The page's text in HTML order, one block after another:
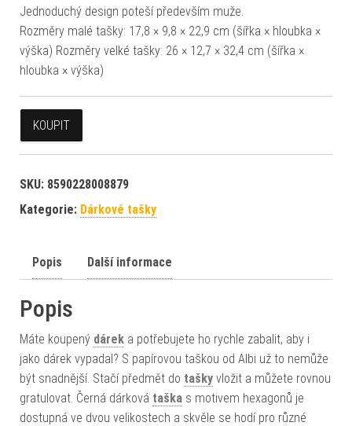
Jednoduchý design poteší především muže.
Rozměry malé tašky: 17,8 × 9,8 × 22,9 cm (šířka × hloubka ×
výška) Rozměry velké tašky: 26 × 12,7 × 32,4 cm (šířka ×
hloubka × výška)
KOUPIT
SKU: 8590228008879
Kategorie: Dárkové tašky
Popis Další informace
Popis
Máte koupený dárek a potřebujete ho rychle zabalit, aby i
jako dárek vypadal? S papírovou taškou od Albi už to nemůže
být snadnější. Stačí předmět do tašky vložit a můžete rovnou
gratulovat. Černá dárková taška s motivem hexagonů je
dostupná ve dvou velikostech a skvěle se hodí pro různé